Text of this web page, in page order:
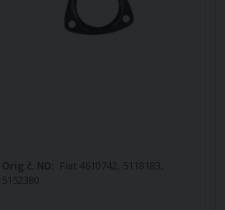
Orig.č. ND: Fiat 4610742, 5118183,
5152380